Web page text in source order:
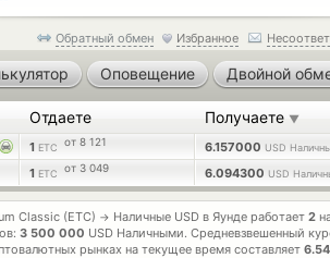
Обратный обмен Избранное
Оповещение Двойной
Отдаете Получаете ▼
1 ETC от 8 121 6.157000 USD
1 ETC от 3 049 6.094300 USD
Classic (ETC) → Наличные USD в Яунде работает 2
3 500 000 USD Наличными. Средневзвешенный
рынках на текущее время составляет